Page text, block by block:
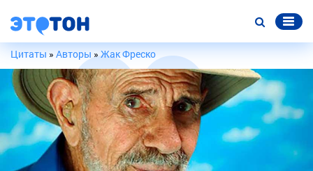
Цитаты » Авторы »Жак Фреско